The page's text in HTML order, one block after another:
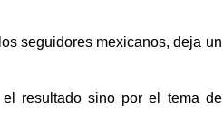
seguidores mexicanos, deja un
resultado sino por el tema de